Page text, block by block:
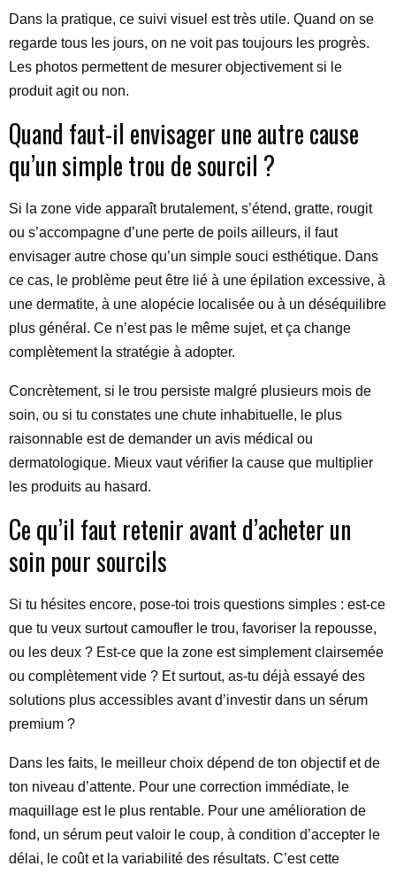
Dans la pratique, ce suivi visuel est très utile. Quand on se
regarde tous les jours, on ne voit pas toujours les progrès.
Les photos permettent de mesurer objectivement si le
produit agit ou non.
Quand faut-il envisager une autre cause
qu’un simple trou de sourcil ?
Si la zone vide apparaît brutalement, s’étend, gratte, rougit
ou s’accompagne d’une perte de poils ailleurs, il faut
envisager autre chose qu’un simple souci esthétique. Dans
ce cas, le problème peut être lié à une épilation excessive, à
une dermatite, à une alopécie localisée ou à un déséquilibre
plus général. Ce n’est pas le même sujet, et ça change
complètement la stratégie à adopter.
Concrètement, si le trou persiste malgré plusieurs mois de
soin, ou si tu constates une chute inhabituelle, le plus
raisonnable est de demander un avis médical ou
dermatologique. Mieux vaut vérifier la cause que multiplier
les produits au hasard.
Ce qu’il faut retenir avant d’acheter un
soin pour sourcils
Si tu hésites encore, pose-toi trois questions simples : est-ce
que tu veux surtout camoufler le trou, favoriser la repousse,
ou les deux ? Est-ce que la zone est simplement clairsemée
ou complètement vide ? Et surtout, as-tu déjà essayé des
solutions plus accessibles avant d’investir dans un sérum
premium ?
Dans les faits, le meilleur choix dépend de ton objectif et de
ton niveau d’attente. Pour une correction immédiate, le
maquillage est le plus rentable. Pour une amélioration de
fond, un sérum peut valoir le coup, à condition d’accepter le
délai, le coût et la variabilité des résultats. C’est cette